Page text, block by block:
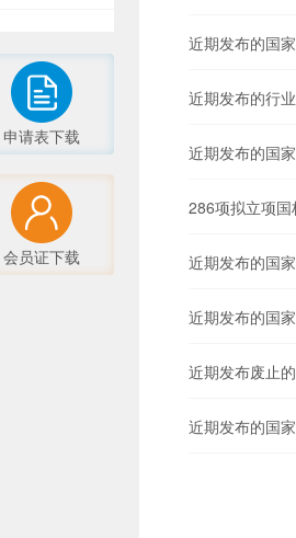
申请表下载
会员证下载
近期发布的国
近期发布的行
近期发布的国
286项拟立项
近期发布的国
近期发布的国
近期发布废止
近期发布的国